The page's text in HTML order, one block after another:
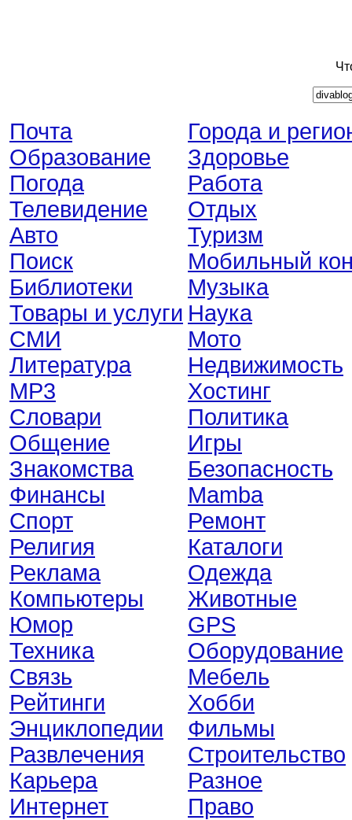
Почта
Образование
Погода
Телевидение
Авто
Поиск
Библиотеки
Товары и услуги
СМИ
Литература
MP3
Словари
Общение
Знакомства
Финансы
Спорт
Религия
Реклама
Компьютеры
Юмор
Техника
Связь
Рейтинги
Энциклопедии
Развлечения
Карьера
Интернет
Города и
Здоровье
Работа
Отдых
Туризм
Мобильный
Музыка
Наука
Мото
Недвижимость
Хостинг
Политика
Игры
Безопасность
Mamba
Ремонт
Каталоги
Одежда
Животные
GPS
Оборудование
Мебель
Хобби
Фильмы
Строительство
Разное
Право